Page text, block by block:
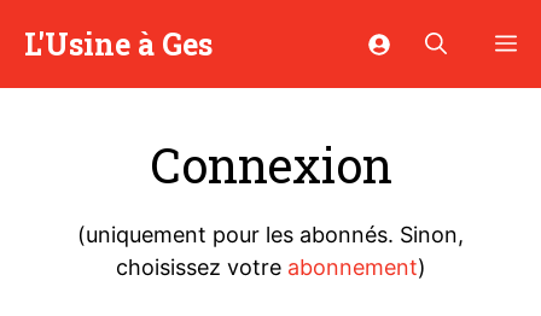
L'Usine à Ges
Connexion
(uniquement pour les abonnés. Sinon,
choisissez votre abonnement)